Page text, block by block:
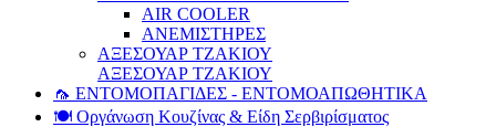
AIR COOLER
ΑΝΕΜΙΣΤΗΡΕΣ
ΑΞΕΣΟΥΑΡ ΤΖΑΚΙΟΥ
ΑΞΕΣΟΥΑΡ ΤΖΑΚΙΟΥ
🦟 ΕΝΤΟΜΟΠΑΓΙΔΕΣ - ΕΝΤΟΜΟΑΠΩΘΗΤΙΚΑ
🍽️ Οργάνωση Κουζίνας & Είδη Σερβιρίσματος